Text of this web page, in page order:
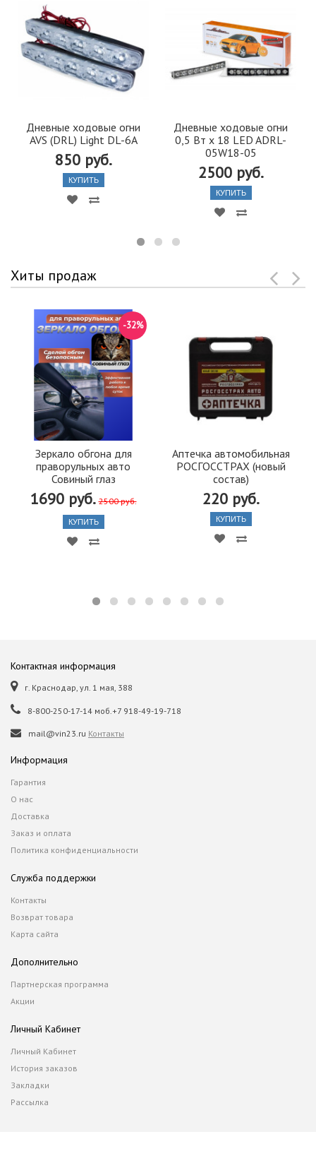
Дневные ходовые огни
AVS (DRL) Light DL-6A
850 руб.
КУПИТЬ
Дневные ходовые огни
0,5 Вт х 18 LED ADRL-
05W18-05
2500 руб.
КУПИТЬ
Хиты продаж
Зеркало обгона для
праворульных авто
Совиный глаз
1690 руб. 2500 руб.
-32%
КУПИТЬ
Аптечка автомобильная
РОСГОССТРАХ (новый
состав)
220 руб.
КУПИТЬ
Контактная информация
г. Краснодар, ул. 1 мая, 388
8-800-250-17-14 моб.+7 918-49-19-718
mail@vin23.ru Контакты
Информация
Гарантия
О нас
Доставка
Заказ и оплата
Политика конфиденциальности
Служба поддержки
Контакты
Возврат товара
Карта сайта
Дополнительно
Партнерская программа
Акции
Личный Кабинет
Личный Кабинет
История заказов
Закладки
Рассылка